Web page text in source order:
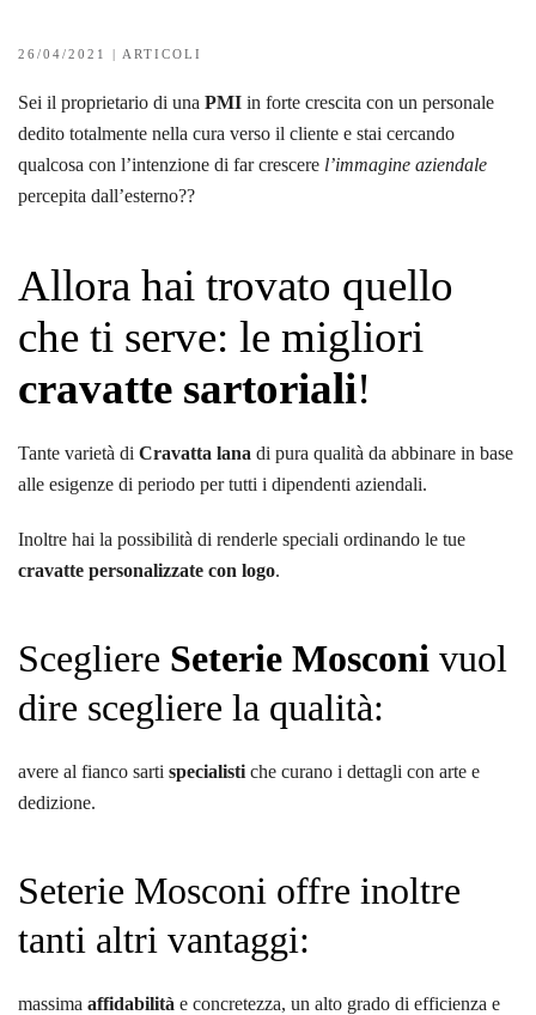
26/04/2021 | ARTICOLI
Sei il proprietario di una PMI in forte crescita con un personale
dedito totalmente nella cura verso il cliente e stai cercando
qualcosa con l’intenzione di far crescere l’immagine aziendale
percepita dall’esterno??
Allora hai trovato quello
che ti serve: le migliori
cravatte sartoriali!
Tante varietà di Cravatta lana di pura qualità da abbinare in base
alle esigenze di periodo per tutti i dipendenti aziendali.
Inoltre hai la possibilità di renderle speciali ordinando le tue
cravatte personalizzate con logo.
Scegliere Seterie Mosconi vuol
dire scegliere la qualità:
avere al fianco sarti specialisti che curano i dettagli con arte e
dedizione.
Seterie Mosconi offre inoltre
tanti altri vantaggi:
massima affidabilità e concretezza, un alto grado di efficienza e